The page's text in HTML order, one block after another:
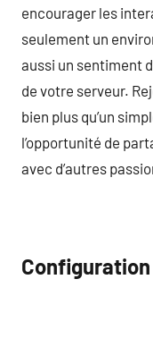
encourager les
seulement un
aussi un sentiment
de votre serveur.
bien plus qu’un
l’opportunité de
avec d’autres
Configuration